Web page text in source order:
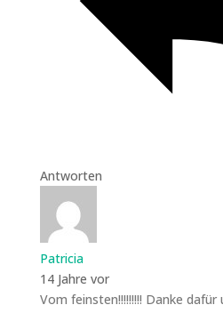
Antworten
Patricia
14 Jahre vor
Vom feinsten!!!!!!!!! Danke